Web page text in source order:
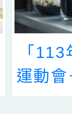
「
運動
國際